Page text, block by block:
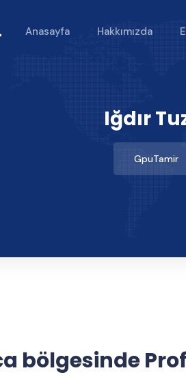
Anasayfa Hakkımızda
Iğdır
GpuTamir
bölgesinde